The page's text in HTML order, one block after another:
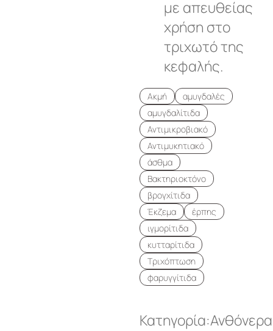
με απευθείας
χρήση στο
τριχωτό της
κεφαλής.
Ακμή
αμυγδαλές
αμυγδαλίτιδα
Αντιμικροβιακό
Αντιμυκητιακό
άσθμα
Βακτηριοκτόνο
βρογχίτιδα
Έκζεμα
έρπης
ιγμορίτιδα
κυτταρίτιδα
Τριχόπτωση
φαρυγγίτιδα
Κατηγορία:Ανθόνερα